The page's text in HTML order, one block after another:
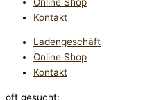
Kontakt
Ladengeschäft
Online Shop
Kontakt
oft gesucht: